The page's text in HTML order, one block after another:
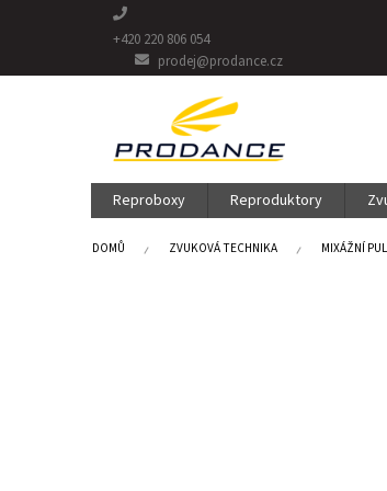
+420 220 806 054
prodej@prodance.cz
Reproboxy Reproduktory
DOMŮ ZVUKOVÁ TECHNIKA MIXÁŽNÍ